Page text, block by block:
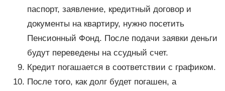
паспорт, заявление, кредитный договор и
документы на квартиру, нужно посетить
Пенсионный Фонд. После подачи заявки деньги
будут переведены на ссудный счет.
Кредит погашается в соответствии с графиком.
После того, как долг будет погашен, а